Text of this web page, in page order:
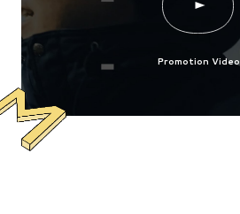
Promotion Video